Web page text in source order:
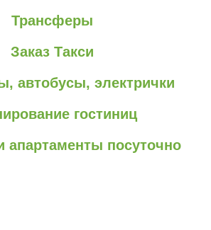
Трансферы
Заказ Такси
автобусы, электрички
гостиниц
апартаменты посуточно